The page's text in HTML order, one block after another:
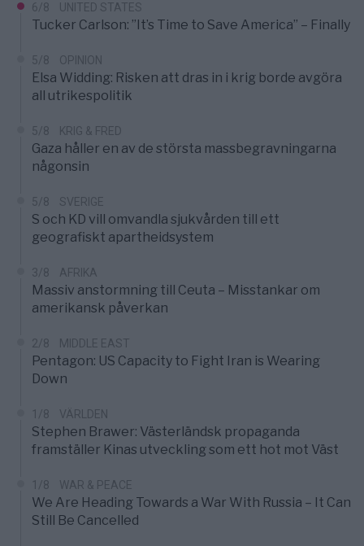
6/8 UNITED STATES
Tucker Carlson: ”It’s Time to Save America” – Finally
5/8 OPINION
Elsa Widding: Risken att dras in i krig borde avgöra
all utrikespolitik
5/8 KRIG & FRED
Gaza håller en av de största massbegravningarna
någonsin
5/8 SVERIGE
S och KD vill omvandla sjukvården till ett
geografiskt apartheidsystem
3/8 AFRIKA
Massiv anstormning till Ceuta – Misstankar om
amerikansk påverkan
2/8 MIDDLE EAST
Pentagon: US Capacity to Fight Iran is Wearing
Down
1/8 VÄRLDEN
Stephen Brawer: Västerländsk propaganda
framställer Kinas utveckling som ett hot mot Väst
1/8 WAR & PEACE
We Are Heading Towards a War With Russia – It Can
Still Be Cancelled